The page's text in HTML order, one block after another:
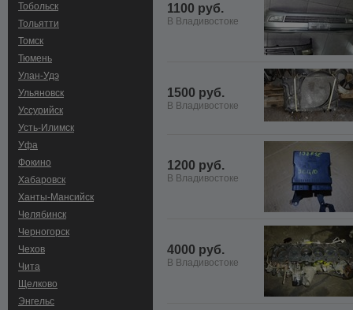
Тобольск
Тольятти
Томск
Тюмень
Улан-Удэ
Ульяновск
Уссурийск
Усть-Илимск
Уфа
Фокино
Хабаровск
Ханты-Мансийск
Челябинск
Черногорск
Чехов
Чита
Щелково
Энгельс
1100 руб.
В Владивостоке
1500 руб.
В Владивостоке
1200 руб.
В Владивостоке
4000 руб.
В Владивостоке